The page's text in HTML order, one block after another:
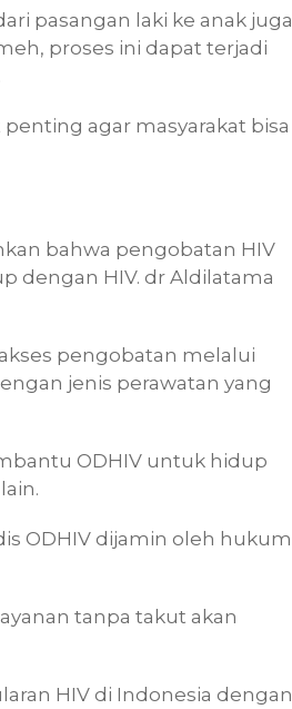
pasangan laki ke anak juga
proses ini dapat terjadi
agar masyarakat bisa
bahwa pengobatan HIV
dengan HIV. dr Aldilatama
pengobatan melalui
jenis perawatan yang
ODHIV untuk hidup
ODHIV dijamin oleh hukum
tanpa takut akan
HIV di Indonesia dengan